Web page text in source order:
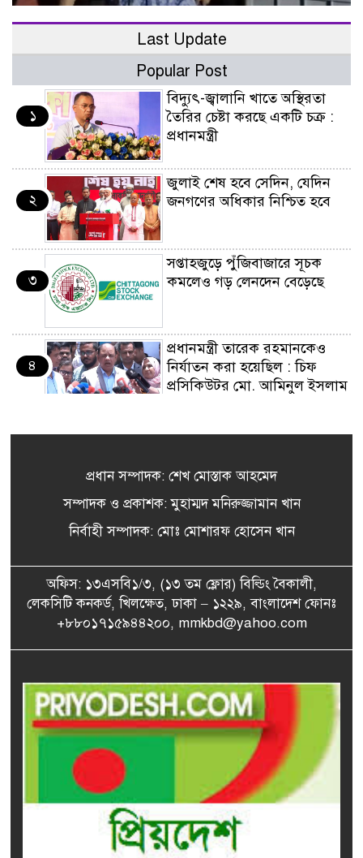
Last Update
Popular Post
১
বিদ্যুৎ-জ্বালানি খাতে অস্থিরতা
তৈরির চেষ্টা করছে একটি চক্র :
প্রধানমন্ত্রী
২
জুলাই শেষ হবে সেদিন, যেদিন
জনগণের অধিকার নিশ্চিত হবে
৩
সপ্তাহজুড়ে পুঁজিবাজারে সূচক
কমলেও গড় লেনদেন বেড়েছে
৪
প্রধানমন্ত্রী তারেক রহমানকেও
নির্যাতন করা হয়েছিল : চিফ
প্রসিকিউটর মো. আমিনুল ইসলাম
যাচ্ছে: প্রধানমন্ত্রী
তনু হত্যায় অবসরপ্রাপ্ত সেনাসদস্য
হাফিজুর ফের গ্রেপ্তার
৭
হাসপাতালে মিঠুন চক্রবর্তীকে
নিয়ে দেবের আবেগঘন বার্তা
৮
গ্রেপ্তার ৪৮৫
এক ভোটে ক্যারিকে পেছনে ফেলে
আবারও বর্ষসেরা হেড
প্রস্তুতি ম্যাচে ইনিংস ব্যবধানে
হারল বাংলাদেশ
প্রধান সম্পাদক: শেখ মোস্তাক আহমেদ
সম্পাদক ও প্রকাশক: মুহাম্মদ মনিরুজ্জামান খান
নির্বাহী সম্পাদক: মোঃ মোশারফ হোসেন খান
অফিস: ১৩এসবি১/৩, (১৩ তম ফ্লোর) বিল্ডিং বৈকালী,
লেকসিটি কনকর্ড, খিলক্ষেত, ঢাকা – ১২২৯, বাংলাদেশ ফোনঃ
+৮৮০১৭১৫৯৪৪২০০, mmkbd@yahoo.com